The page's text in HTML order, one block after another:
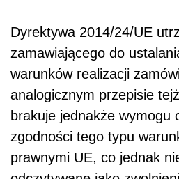
Dyrektywa 2014/24/UE
zamawiającego do
warunków realizacji
analogicznym przepisie
brakuje jednakże wymogu
zgodności tego typu
prawnymi UE, co jednak